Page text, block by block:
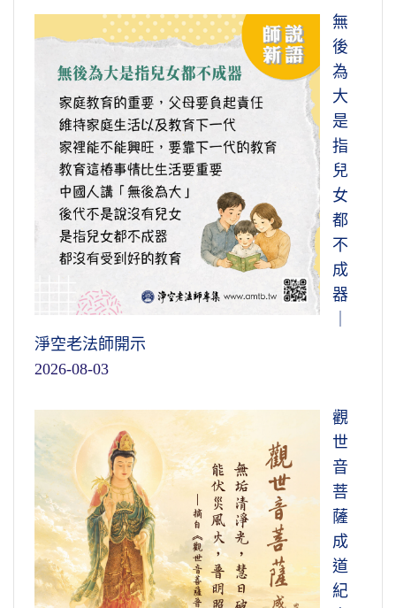
無
後
為
大
是
指
兒
女
都
不
成
器
淨空老法師開示
2026-08-03
觀
世
音
菩
薩
成
道
紀